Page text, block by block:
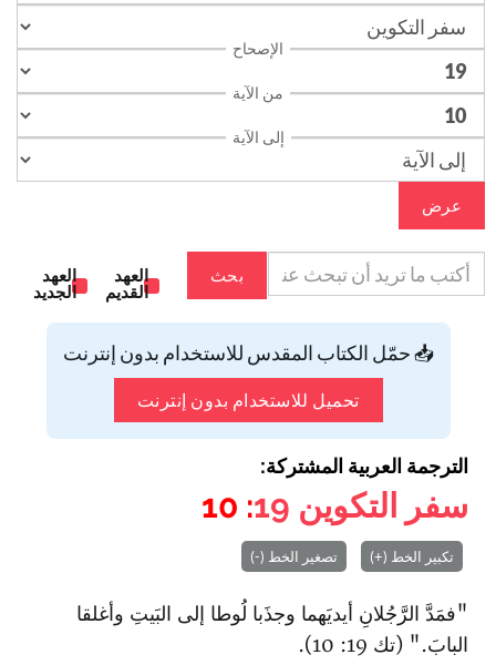
الإصحاح
من الآية
إلى الآية
عرض
بحث
العهد
القديم
العهد
الجديد
📥 حمّل الكتاب المقدس للاستخدام بدون إنترنت
تحميل للاستخدام بدون إنترنت
الترجمة العربية المشتركة:
سفر التكوين 19
: 10
تكبير الخط (+) تصغير الخط (-)
"فمَدَّ الرَّجُلانِ أيديَهما وجذَبا لُوطا إلى البَيتِ وأغلقا
البابَ." (تك 19: 10).